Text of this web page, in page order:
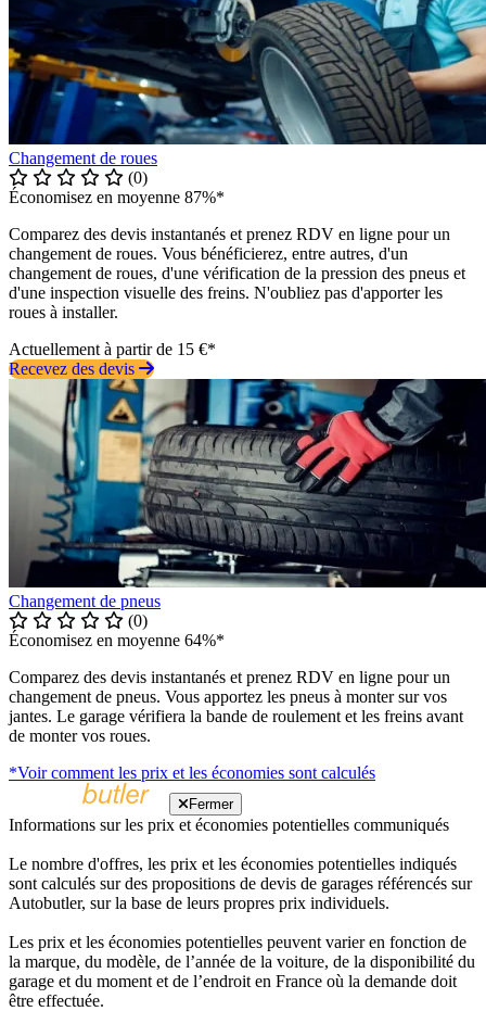
Changement de roues
(0)
Économisez en moyenne 87%*
Comparez des devis instantanés et prenez RDV en ligne pour un
changement de roues. Vous bénéficierez, entre autres, d'un
changement de roues, d'une vérification de la pression des pneus et
d'une inspection visuelle des freins. N'oubliez pas d'apporter les
roues à installer.
Actuellement à partir de 15 €*
Recevez des devis
Changement de pneus
(0)
Économisez en moyenne 64%*
Comparez des devis instantanés et prenez RDV en ligne pour un
changement de pneus. Vous apportez les pneus à monter sur vos
jantes. Le garage vérifiera la bande de roulement et les freins avant
de monter vos roues.
*Voir comment les prix et les économies sont calculés
Fermer
Informations sur les prix et économies potentielles communiqués
Le nombre d'offres, les prix et les économies potentielles indiqués
sont calculés sur des propositions de devis de garages référencés sur
Autobutler, sur la base de leurs propres prix individuels.
Les prix et les économies potentielles peuvent varier en fonction de
la marque, du modèle, de l’année de la voiture, de la disponibilité du
garage et du moment et de l’endroit en France où la demande doit
être effectuée.